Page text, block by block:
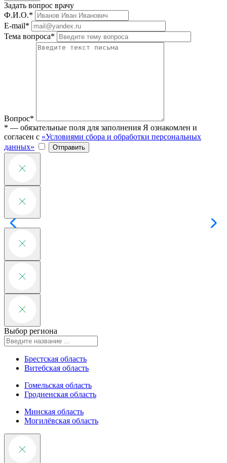
Задать вопрос врачу
Ф.И.О.*
E-mail*
Тема вопроса*
Вопрос*
* — обязательные поля для заполнения Я ознакомлен и
согласен с «Условиями сбора и обработки персональных
данных»
Отправить
Выбор региона
Брестская область
Витебская область
Гомельская область
Гродненская область
Минская область
Могилёвская область